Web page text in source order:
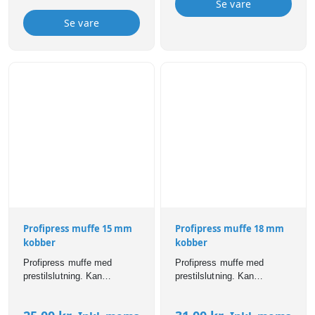
Se vare
samlinger er synligt utætte
Se vare
Profipress muffe 15 mm
kobber
Profipress muffe med
prestilslutning. Kan
Profipress muffe 18 mm
kobber
Profipress muffe med
prestilslutning. Kan